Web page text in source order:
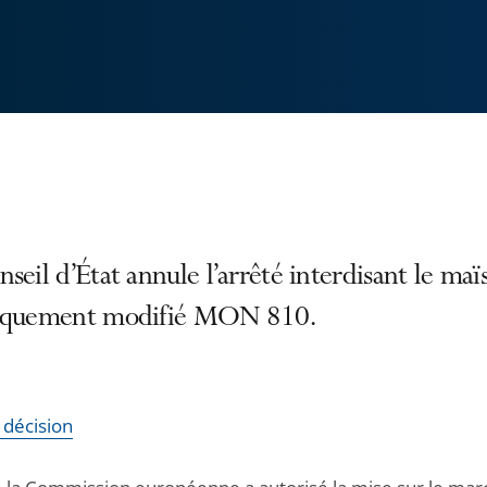
d’État annule l’arrêté interdisant le
modifié MON 810.